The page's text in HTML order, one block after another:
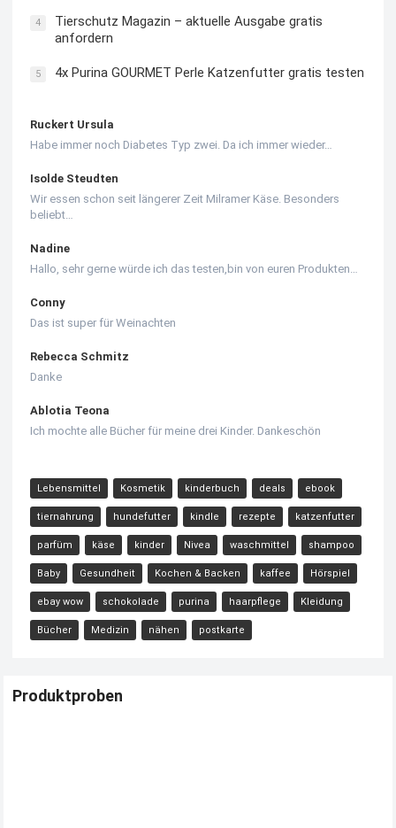
4
Tierschutz Magazin – aktuelle Ausgabe gratis
anfordern
5 4x Purina GOURMET Perle Katzenfutter gratis testen
Ruckert Ursula
Habe immer noch Diabetes Typ zwei. Da ich immer wieder…
Isolde Steudten
Wir essen schon seit längerer Zeit Milramer Käse. Besonders
beliebt…
Nadine
Hallo, sehr gerne würde ich das testen,bin von euren Produkten…
Conny
Das ist super für Weinachten
Rebecca Schmitz
Danke
Ablotia Teona
Ich mochte alle Bücher für meine drei Kinder. Dankeschön
Lebensmittel Kosmetik kinderbuch deals ebook
tiernahrung hundefutter kindle rezepte katzenfutter
parfüm käse kinder Nivea waschmittel shampoo
Baby Gesundheit Kochen & Backen kaffee Hörspiel
ebay wow schokolade purina haarpflege Kleidung
Bücher Medizin nähen postkarte
Produktproben